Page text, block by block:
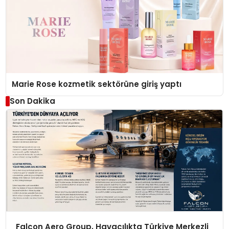
Marie Rose kozmetik sektörüne giriş yaptı
Son Dakika
Falcon Aero Group, Havacılıkta Türkiye Merkezli